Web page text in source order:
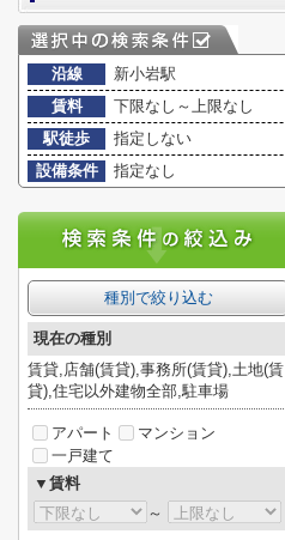
沿線
新小岩駅
賃料
下限なし～上限なし
駅徒歩
指定しない
設備条件
指定なし
種別で絞り込む
現在の種別
賃貸,店舗(賃貸),事務所(賃貸),土地(賃
貸),住宅以外建物全部,駐車場
アパート
マンション
一戸建て
▼賃料
～